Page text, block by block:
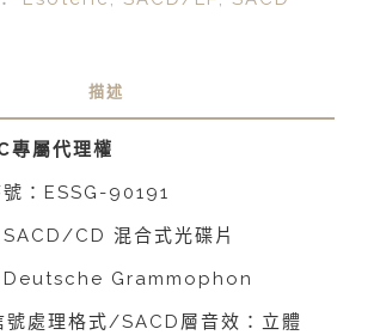
描述
專屬代理權
：ESSG-90191
CD 混合式光碟片
Grammophon
處理格式/SACD層音效：立體